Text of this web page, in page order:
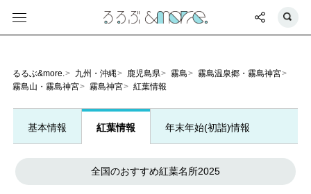
るるぶ&more. 九州・沖縄 鹿児島県 霧島
霧島温泉郷・霧島神宮
霧島山・霧島神宮
霧島神宮 紅葉情報
基本情報 紅葉情報 年末年始(初詣)情報
全国のおすすめ紅葉名所2025